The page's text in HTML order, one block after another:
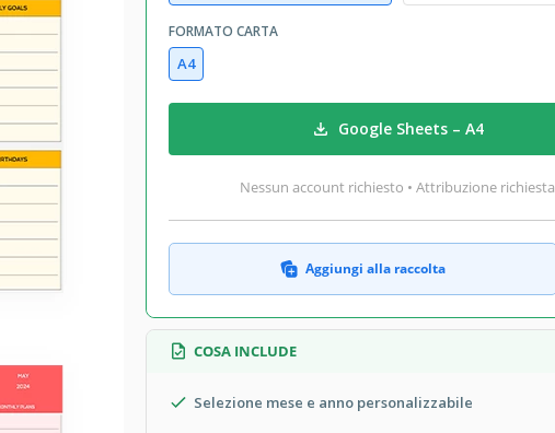
Modelli
,2027 Calendari
nostrimodelli di
FORMATO CARTA
A4
Google Sheets – A4
Nessun account richiesto • Attribuzione richiesta
Aggiungi alla raccolta
COSA INCLUDE
Selezione mese e anno personalizzabile